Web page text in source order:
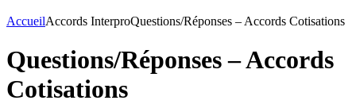
AccueilAccords InterproQuestions/Réponses – Accords Cotisations
Questions/Réponses – Accords
Cotisations